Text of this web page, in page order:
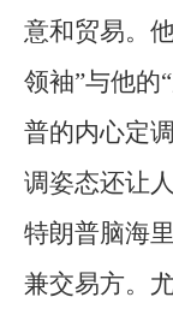
意和贸易。
领袖”与他的
普的内心定
调姿态还让
特朗普脑海
兼交易方。